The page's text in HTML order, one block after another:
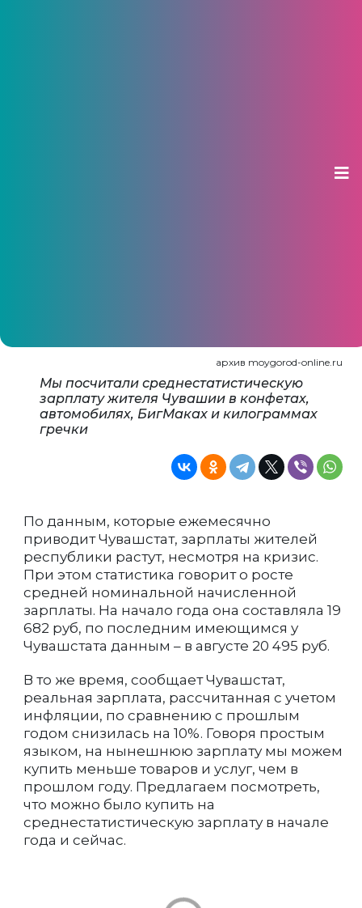
архив moygorod-online.ru
Мы посчитали среднестатистическую
зарплату жителя Чувашии в конфетах,
автомобилях, БигМаках и килограммах
гречки
По данным, которые ежемесячно
приводит Чувашстат, зарплаты жителей
республики растут, несмотря на кризис.
При этом статистика говорит о росте
средней номинальной начисленной
зарплаты. На начало года она составляла 19
682 руб, по последним имеющимся у
Чувашстата данным – в августе 20 495 руб.
В то же время, сообщает Чувашстат,
реальная зарплата, рассчитанная с учетом
инфляции, по сравнению с прошлым
годом снизилась на 10%. Говоря простым
языком, на нынешнюю зарплату мы можем
купить меньше товаров и услуг, чем в
прошлом году. Предлагаем посмотреть,
что можно было купить на
среднестатистическую зарплату в начале
года и сейчас.